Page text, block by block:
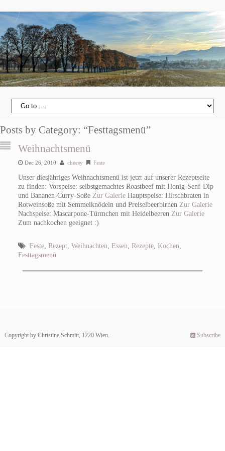
Posts by Category: “Festtagsmenü”
Weihnachtsmenü
Dec 26, 2010 cheesy Feste
Unser diesjähriges Weihnachtsmenü ist jetzt auf unserer Rezeptseite
zu finden: Vorspeise: selbstgemachtes Roastbeef mit Honig-Senf-Dip
und Bananen-Curry-Soße Zur GalerieHauptspeise: Hirschbraten in
Rotweinsoße mit Semmelknödeln und Preiselbeerbirnen Zur Galerie
Nachspeise: Mascarpone-Türmchen mit Heidelbeeren Zur Galerie
Zum nachkochen geeignet :)
Feste, Rezept, Weihnachten Essen Rezepte, Kochen
Festtagsmenü
Copyright by Christine Schmitt, 1220 Wien. Subscribe